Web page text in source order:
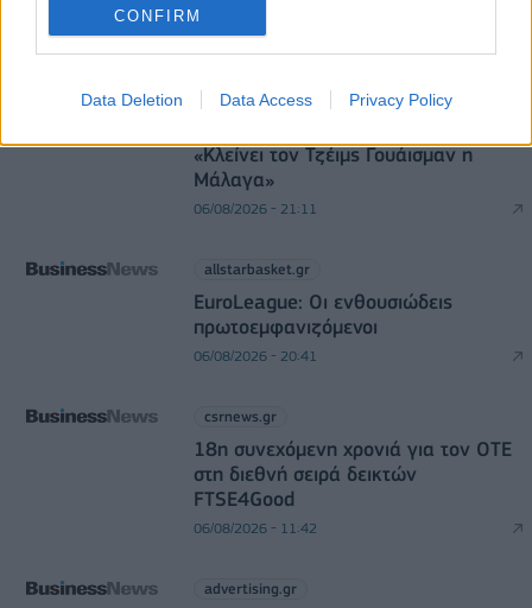
CONFIRM
Data Deletion Data Access Privacy Policy
«Κλείνει τον Τζέιμς Γουάισμαν η
Μάλαγα»
06/08/2026 - 21:11
allstarbasket.gr
EuroLeague: Οι ενθουσιώδεις
πρωτοεμφανιζόμενοι
06/08/2026 - 20:41
csrnews.gr
18η συνεχόμενη χρονιά για τον ΟΤΕ
στη διεθνή σειρά δεικτών
FTSE4Good
06/08/2026 - 11:42
advertising.gr